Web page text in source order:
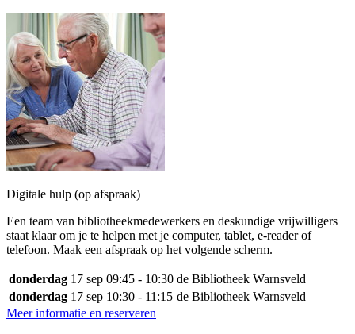
Digitale hulp (op afspraak)
Een team van bibliotheekmedewerkers en deskundige vrijwilligers
staat klaar om je te helpen met je computer, tablet, e-reader of
telefoon. Maak een afspraak op het volgende scherm.
donderdag 17 sep 09:45 - 10:30 de Bibliotheek Warnsveld
donderdag 17 sep 10:30 - 11:15 de Bibliotheek Warnsveld
Meer informatie en reserveren